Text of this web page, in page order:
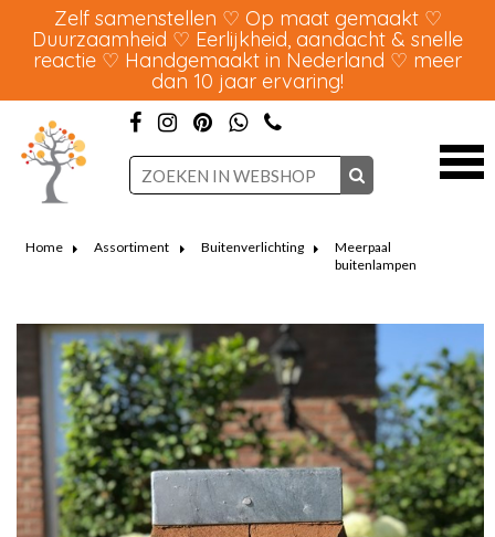
Zelf samenstellen ♡ Op maat gemaakt ♡
Duurzaamheid ♡ Eerlijkheid, aandacht & snelle
reactie ♡ Handgemaakt in Nederland ♡ meer
dan 10 jaar ervaring!
Home Assortiment Buitenverlichting
Meerpaal
buitenlampen